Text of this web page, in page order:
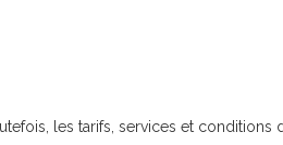
les tarifs, services et conditions